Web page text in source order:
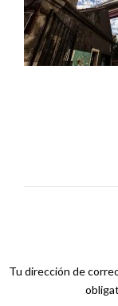
Tu dirección de